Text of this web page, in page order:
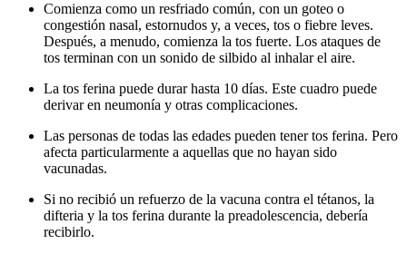
Comienza como un resfriado común, con un goteo o
congestión nasal, estornudos y, a veces, tos o fiebre leves.
Después, a menudo, comienza la tos fuerte. Los ataques de
tos terminan con un sonido de silbido al inhalar el aire.
La tos ferina puede durar hasta 10 días. Este cuadro puede
derivar en neumonía y otras complicaciones.
Las personas de todas las edades pueden tener tos ferina. Pero
afecta particularmente a aquellas que no hayan sido
vacunadas.
Si no recibió un refuerzo de la vacuna contra el tétanos, la
difteria y la tos ferina durante la preadolescencia, debería
recibirlo.